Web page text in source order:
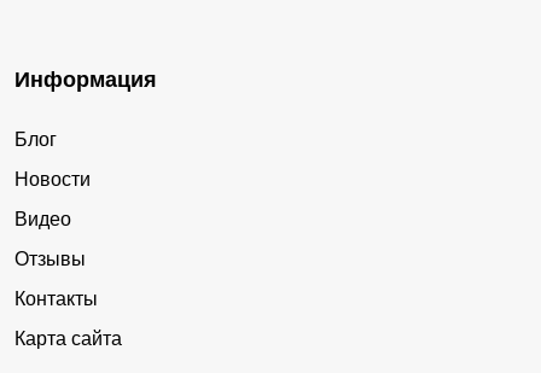
Информация
Блог
Новости
Видео
Отзывы
Контакты
Карта сайта